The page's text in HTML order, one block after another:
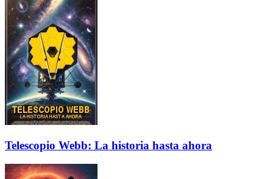
Telescopio Webb: La historia hasta ahora